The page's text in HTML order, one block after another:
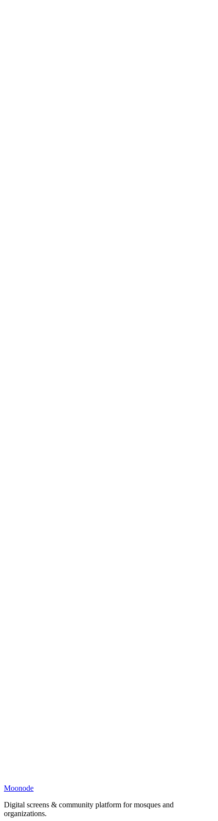
Moonode
Digital screens & community platform for mosques and
organizations.